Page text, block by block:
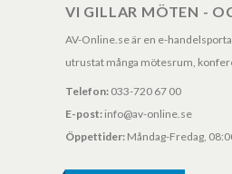
VI GILLAR MÖTEN -
AV-Online.se är en e-
utrustat många mötesrum,
Telefon: 033-720 67 00
E-post: info@av-online.se
Öppettider: Måndag-Fredag,